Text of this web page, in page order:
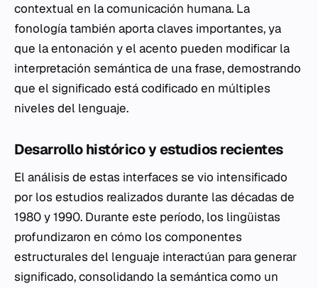
contextual en la comunicación humana. La
fonología también aporta claves importantes, ya
que la entonación y el acento pueden modificar la
interpretación semántica de una frase, demostrando
que el significado está codificado en múltiples
niveles del lenguaje.
Desarrollo histórico y estudios recientes
El análisis de estas interfaces se vio intensificado
por los estudios realizados durante las décadas de
1980 y 1990. Durante este período, los lingüistas
profundizaron en cómo los componentes
estructurales del lenguaje interactúan para generar
significado, consolidando la semántica como un